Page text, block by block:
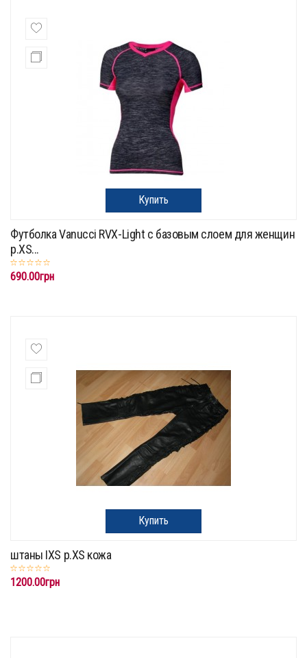
Купить
Футболка Vanucci RVX-Light с базовым слоем для женщин
р.XS...
690.00грн
Купить
штаны IXS p.XS кожа
1200.00грн